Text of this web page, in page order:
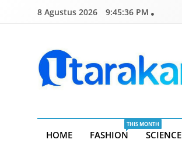
8 Agustus 2026 9:45:38 PM
HOME FASHION
THIS MONTH
SCIENCE